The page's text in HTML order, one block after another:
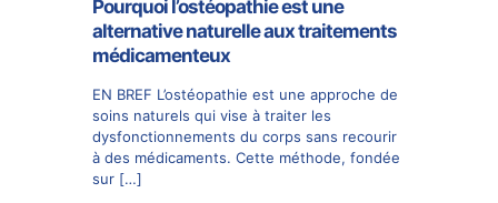
Pourquoi l’ostéopathie est une
alternative naturelle aux traitements
médicamenteux
EN BREF L’ostéopathie est une approche de
soins naturels qui vise à traiter les
dysfonctionnements du corps sans recourir
à des médicaments. Cette méthode, fondée
sur […]